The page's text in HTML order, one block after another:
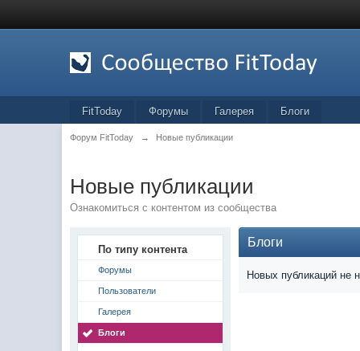
FitToday Форумы Галерея Блоги
Форум FitToday → Новые публикации
Новые публикации
Ознакомиться с контентом из сообщества
По типу контента
Форумы
Пользователи
Галерея
Блоги
Блоги
Новых публикаций не